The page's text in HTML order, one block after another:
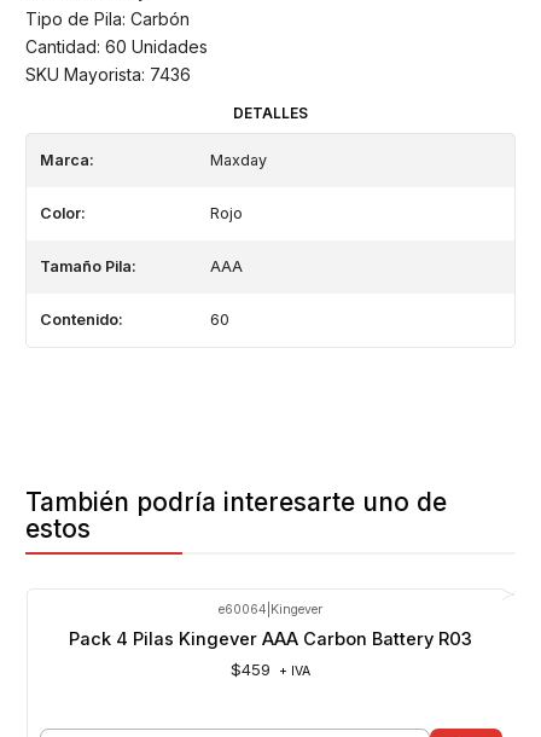
Tipo de Pila: Carbón
Cantidad: 60 Unidades
SKU Mayorista: 7436
DETALLES
Marca: Maxday
Color: Rojo
Tamaño Pila: AAA
Contenido: 60
También podría interesarte uno de
estos
e60064 Kingever
Pack 4 Pilas Kingever AAA Carbon Battery R03
$459 + IVA